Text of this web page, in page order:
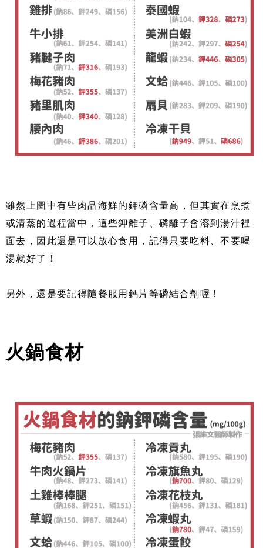
雖然上圖中有些肉品海鮮的鉀磷含量高，但其實在烹煮
或清蒸的過程當中，這些鉀離子、磷離子會溶到湯汁裡
面去，因此還是可以放心食用，記得只要吃料、不要喝
湯就好了！
另外，還是要記得隨餐服用鈣片等磷結合劑喔！
火鍋食材